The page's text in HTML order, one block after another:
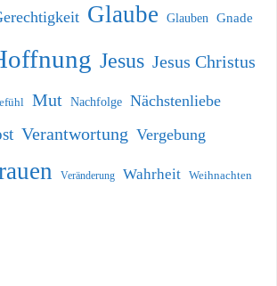
Glaube Glauben Gnade
Jesus Jesus Christus
Mut Nachfolge Nächstenliebe
Verantwortung Vergebung
Veränderung Wahrheit Weihnachten